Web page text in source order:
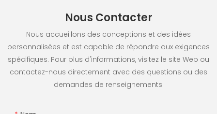
Nous Contacter
Nous accueillons des conceptions et des idées
personnalisées et est capable de répondre aux exigences
spécifiques. Pour plus d'informations, visitez le site Web ou
contactez-nous directement avec des questions ou des
demandes de renseignements.